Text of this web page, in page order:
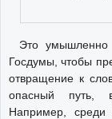
Это умышленно
Госдумы, чтобы
отвращение к
опасный путь,
Например, среди